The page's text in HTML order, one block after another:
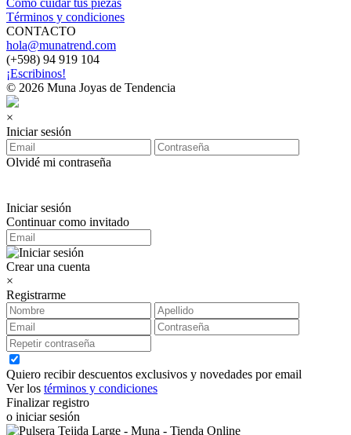
Cómo cuidar tus piezas
Términos y condiciones
CONTACTO
hola@munatrend.com
(+598) 94 919 104
¡Escribinos!
© 2026 Muna Joyas de Tendencia
×
Iniciar sesión
Olvidé mi contraseña
Iniciar sesión
Continuar como invitado
Crear una cuenta
×
Registrarme
Quiero recibir descuentos exclusivos y novedades por email
Ver los términos y condiciones
Finalizar registro
o iniciar sesión